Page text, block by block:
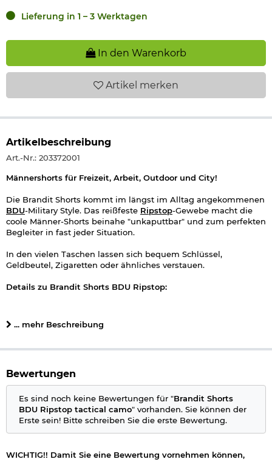
Lieferung in 1 – 3 Werktagen
In den Warenkorb
Artikel merken
Artikelbeschreibung
Art.-Nr.: 203372001
Männershorts für Freizeit, Arbeit, Outdoor und City!
Die Brandit Shorts kommt im längst im Alltag angekommenen
BDU-Military Style. Das reißfeste Ripstop-Gewebe macht die
coole Männer-Shorts beinahe "unkaputtbar" und zum perfekten
Begleiter in fast jeder Situation.
In den vielen Taschen lassen sich bequem Schlüssel,
Geldbeutel, Zigaretten oder ähnliches verstauen.
Details zu Brandit Shorts BDU Ripstop:
Beinform: gerade
zwei Beintaschen
verdeckter Knopfleiste
einstellbarer Bund für perfekten Sitz
Farbe: tactical camo
Marke: Brandit
Rücksendungen vermeiden - Übersicht Größenangaben:
... mehr Beschreibung
Bewertungen
Es sind noch keine Bewertungen für "Brandit Shorts
BDU Ripstop tactical camo" vorhanden. Sie können der
Erste sein! Bitte schreiben Sie die erste Bewertung.
WICHTIG!! Damit Sie eine Bewertung vornehmen können,